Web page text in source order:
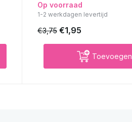
Op voorraad
1-2 werkdagen levertijd
€3,75 €1,95
Toevoegen